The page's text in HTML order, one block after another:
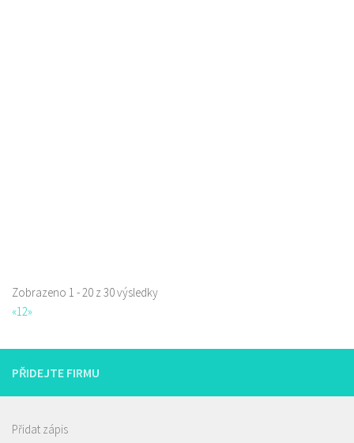
Zobrazeno 1 - 20 z 30 výsledky
«12»
PŘIDEJTE FIRMU
Přidat zápis